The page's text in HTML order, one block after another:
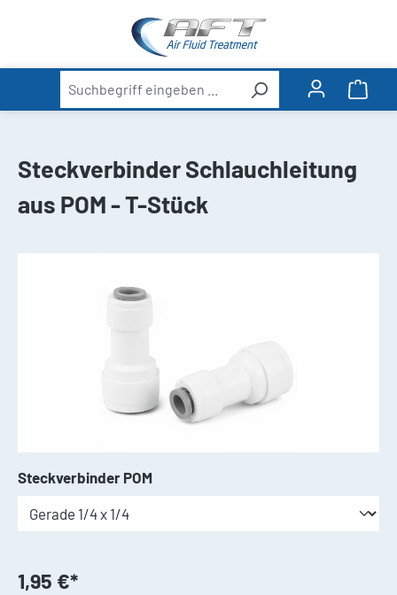
Steckverbinder Schlauchleitung
aus POM - T-Stück
1,95 €*
Steckverbinder POMauswählen